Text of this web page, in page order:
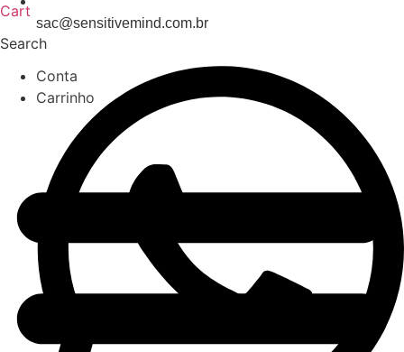
Cart
Search
Conta
Carrinho
sac@sensitivemind.com.br